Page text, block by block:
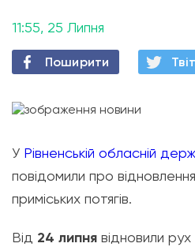
11:55, 25 Липня
Поширити Твiт
У Рівненській обласній
повідомили про
приміських потягів.
Від 24 липня відновили